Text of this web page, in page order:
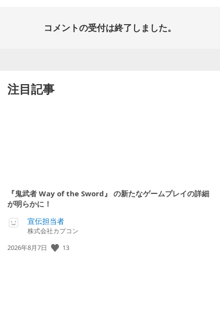
コメントの受付は終了しました。
注目記事
『鬼武者 Way of the Sword』 の新たなゲームプレイの詳細
が明らかに！
宣伝担当者
株式会社カプコン
公
2026年8月7日 13